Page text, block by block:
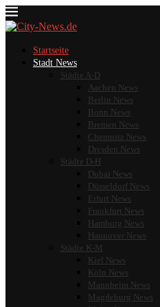
Startseite
Stadt News
Städte A-D
Aachen News
Berlin News
Bonn News
Bremen News
Chemnitz News
Dresden News
Städte D-H
Dubai News
Düsseldorf News
Erfurt News
Frankfurt News
Hamburg News
Hannover News
Städte K-M
Kiel News
Köln News
Mannheim News
Magdeburg News